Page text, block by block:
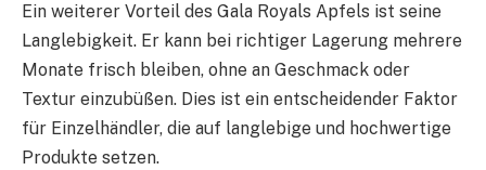
Ein weiterer Vorteil des Gala Royals Apfels ist seine
Langlebigkeit. Er kann bei richtiger Lagerung mehrere
Monate frisch bleiben, ohne an Geschmack oder
Textur einzubüßen. Dies ist ein entscheidender Faktor
für Einzelhändler, die auf langlebige und hochwertige
Produkte setzen.